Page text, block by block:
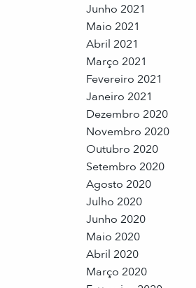
Junho 2021
Maio 2021
Abril 2021
Março 2021
Fevereiro 2021
Janeiro 2021
Dezembro 2020
Novembro 2020
Outubro 2020
Setembro 2020
Agosto 2020
Julho 2020
Junho 2020
Maio 2020
Abril 2020
Março 2020